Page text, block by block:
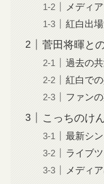
メディ
紅白出
菅田将暉と
過去の
紅白で
ファン
こっちのけ
最新シ
ライブ
メディ